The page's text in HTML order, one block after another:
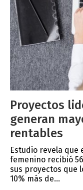
Proyectos
generan
rentables
Estudio revela que
femenino recibió
sus proyectos que
10% más de...